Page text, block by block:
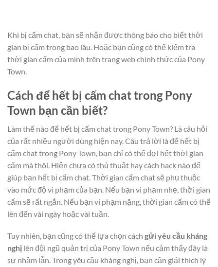
Khi bị cấm chat, bạn sẽ nhận được thông báo cho biết thời
gian bị cấm trong bao lâu. Hoặc bạn cũng có thể kiểm tra
thời gian cấm của mình trên trang web chính thức của Pony
Town.
Cách để hết bị cấm chat trong Pony
Town bạn cần biết?
Làm thế nào để hết bị cấm chat trong Pony Town? Là câu hỏi
của rất nhiều người dùng hiện nay. Câu trả lời là để hết bị
cấm chat trong Pony Town, bạn chỉ có thể đợi hết thời gian
cấm mà thôi. Hiện chưa có thủ thuật hay cách hack nào để
giúp bạn hết bị cấm chat. Thời gian cấm chat sẽ phụ thuộc
vào mức độ vi phạm của bạn. Nếu bạn vi phạm nhẹ, thời gian
cấm sẽ rất ngắn. Nếu bạn vi phạm nặng, thời gian cấm có thể
lên đến vài ngày hoặc vài tuần.
Tuy nhiên, bạn cũng có thể lựa chọn cách gửi yêu cầu kháng
nghị lên đội ngũ quản trị của Pony Town nếu cảm thấy đây là
sự nhầm lẫn. Trong yêu cầu kháng nghị, bạn cần giải thích lý